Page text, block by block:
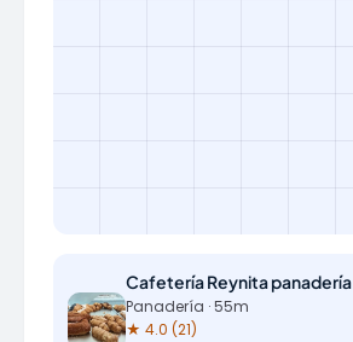
Cafetería Reynita panadería
Panadería · 55m
★ 4.0 (21)